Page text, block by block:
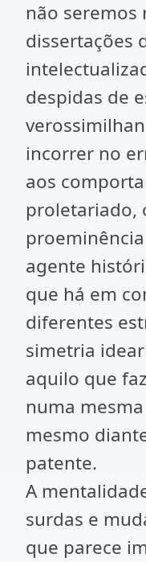
não seremos
dissertações
despidas de
incorrer no
aos
proletariado,
agente
que há em
diferentes
simetria
aquilo que
numa
mesmo
patente.
A
surdas e
que parece